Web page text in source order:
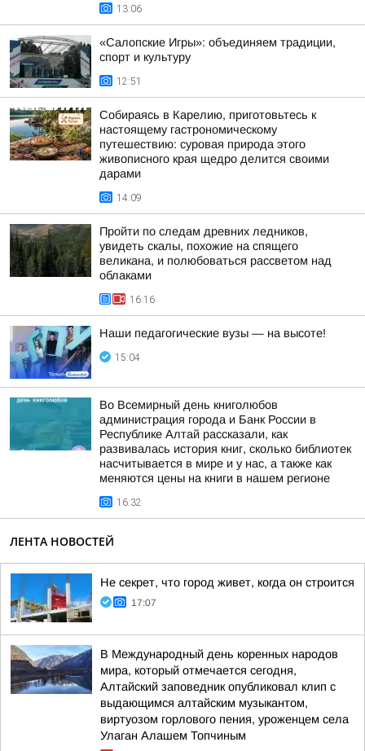
13:06
«Салопские Игры»: объединяем традиции,
спорт и культуру
12:51
Собираясь в Карелию, приготовьтесь к
настоящему гастрономическому
путешествию: суровая природа этого
живописного края щедро делится своими
дарами
14:09
Пройти по следам древних ледников,
увидеть скалы, похожие на спящего
великана, и полюбоваться рассветом над
облаками
16:16
Наши педагогические вузы — на высоте!
15:04
Во Всемирный день книголюбов
администрация города и Банк России в
Республике Алтай рассказали, как
развивалась история книг, сколько библиотек
насчитывается в мире и у нас, а также как
меняются цены на книги в нашем регионе
16:32
ЛЕНТА НОВОСТЕЙ
Не секрет, что город живет, когда он строится
17:07
В Международный день коренных народов
мира, который отмечается сегодня,
Алтайский заповедник опубликовал клип с
выдающимся алтайским музыкантом,
виртуозом горлового пения, уроженцем села
Улаган Алашем Топчиным